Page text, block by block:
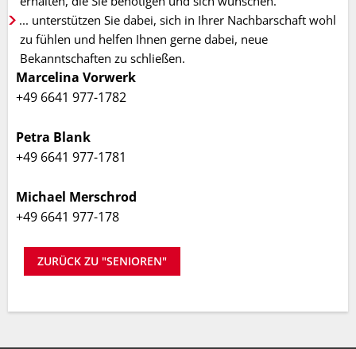
... unterstützen Sie dabei, sich in Ihrer Nachbarschaft wohl
zu fühlen und helfen Ihnen gerne dabei, neue
Bekanntschaften zu schließen.
Marcelina Vorwerk
+49 6641 977-1782
Petra Blank
+49 6641 977-1781
Michael Merschrod
+49 6641 977-178
ZURÜCK ZU "SENIOREN"